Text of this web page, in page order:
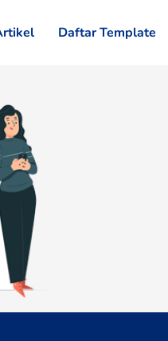
Daftar Template